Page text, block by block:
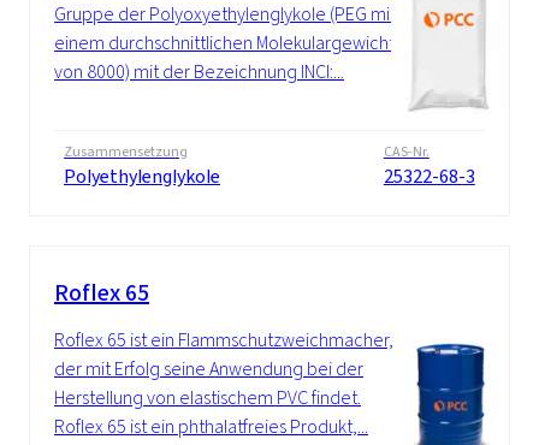
Gruppe der Polyoxyethylenglykole (PEG mit
einem durchschnittlichen Molekulargewicht
von 8000) mit der Bezeichnung INCI:...
Zusammensetzung
Polyethylenglykole
CAS-Nr.
25322-68-3
Roflex 65
Roflex 65 ist ein Flammschutzweichmacher,
der mit Erfolg seine Anwendung bei der
Herstellung von elastischem PVC findet.
Roflex 65 ist ein phthalatfreies Produkt,...